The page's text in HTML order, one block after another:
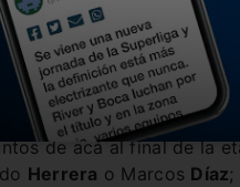
clasifica el puntero de
de acá al final de la
Herrera o Marcos Díaz;